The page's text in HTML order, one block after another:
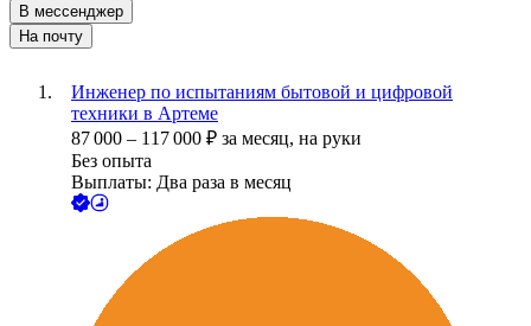
В мессенджер
На почту
Инженер по испытаниям бытовой и цифровой
техники в Артеме
87 000 – 117 000 ₽ за месяц, на руки
Без опыта
Выплаты: Два раза в месяц